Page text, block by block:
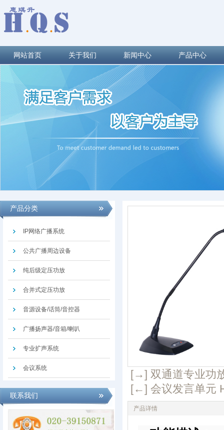
网站首页 关于我们 新闻中心 产品中心
产品分类
IP网络广播系统
公共广播周边设备
纯后级定压功放
合并式定压功放
音源设备/话筒/音控器
广播扬声器/音箱/喇叭
专业扩声系统
会议系统
联系我们
[→] 双通道专业功
[←] 会议发言单元
产品详情